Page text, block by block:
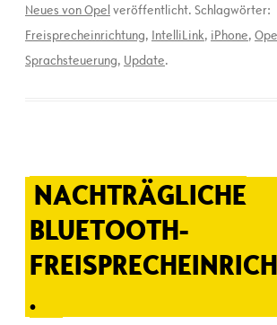
Neues von Opelveröffentlicht. Schlagwörter:
Freisprecheinrichtung, IntelliLink, iPhone,
Sprachsteuerung, Update.
NACHTRÄGLICHE
BLUETOOTH-
.